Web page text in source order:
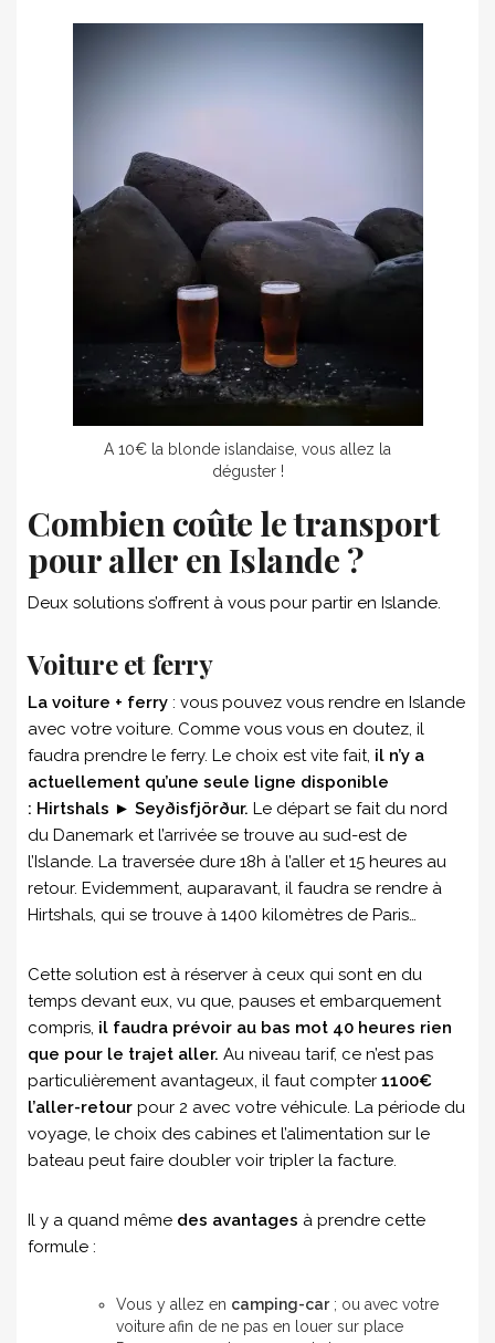
A 10€ la blonde islandaise, vous allez la
déguster !
Combien coûte le transport
pour aller en Islande ?
Deux solutions s’offrent à vous pour partir en Islande.
Voiture et ferry
La voiture + ferry : vous pouvez vous rendre en Islande
avec votre voiture. Comme vous vous en doutez, il
faudra prendre le ferry. Le choix est vite fait, il n’y a
actuellement qu’une seule ligne disponible
: Hirtshals ► Seyðisfjörður. Le départ se fait du nord
du Danemark et l’arrivée se trouve au sud-est de
l’Islande. La traversée dure 18h à l’aller et 15 heures au
retour. Evidemment, auparavant, il faudra se rendre à
Hirtshals, qui se trouve à 1400 kilomètres de Paris…
Cette solution est à réserver à ceux qui sont en du
temps devant eux, vu que, pauses et embarquement
compris, il faudra prévoir au bas mot 40 heures rien
que pour le trajet aller. Au niveau tarif, ce n’est pas
particulièrement avantageux, il faut compter 1100€
l’aller-retour pour 2 avec votre véhicule. La période du
voyage, le choix des cabines et l’alimentation sur le
bateau peut faire doubler voir tripler la facture.
Il y a quand même des avantages à prendre cette
formule :
Vous y allez en camping-car; ou avec votre
voiture afin de ne pas en louer sur place